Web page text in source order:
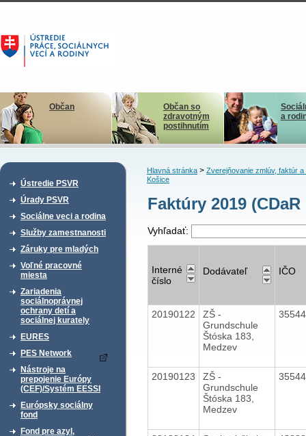
Občan
Občan so
zdravotným
postihnutím
a
Ústredie PSVR
Úrady PSVR
Sociálne veci a rodina
Služby zamestnanosti
Záruky pre mladých
Voľné pracovné
miesta
Zariadenia
sociálnoprávnej
ochrany detí a
sociálnej kurately
EURES
PES Network
Nástroje na
prepojenie Európy
(CEF)/Systém EESSI
Európsky sociálny
fond
Fond pre azyl,
Hlavná stránka> Zverejňovanie zmlúv, faktúr a
Košice
Faktúry 2019
Vyhľadať:
Interné
číslo
Dodávateľ IČO
20190122
ZŠ -
Grundschule
Štóska 183,
Medzev
20190123
ZŠ -
Grundschule
Štóska 183,
Medzev